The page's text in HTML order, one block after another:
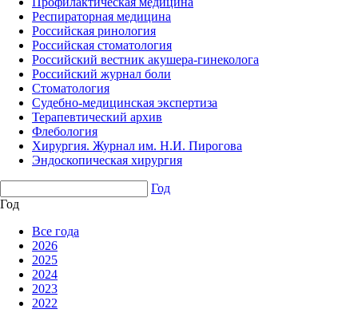
Респираторная медицина
Российская ринология
Российская стоматология
Российский вестник акушера-гинеколога
Российский журнал боли
Стоматология
Судебно-медицинская экспертиза
Терапевтический архив
Флебология
Хирургия. Журнал им. Н.И. Пирогова
Эндоскопическая хирургия
Год
Год
Все года
2026
2025
2024
2023
2022